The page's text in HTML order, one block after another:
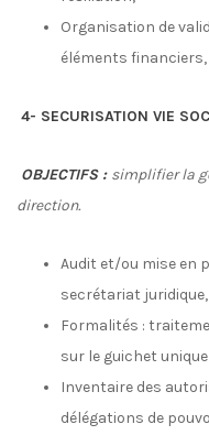
Organisation de
éléments
4- SECURISATION VIE
OBJECTIFS : simplifier la
direction.
Audit et/ou mise en
secrétariat juridique,
Formalités :
sur le guichet unique
Inventaire des
délégations de